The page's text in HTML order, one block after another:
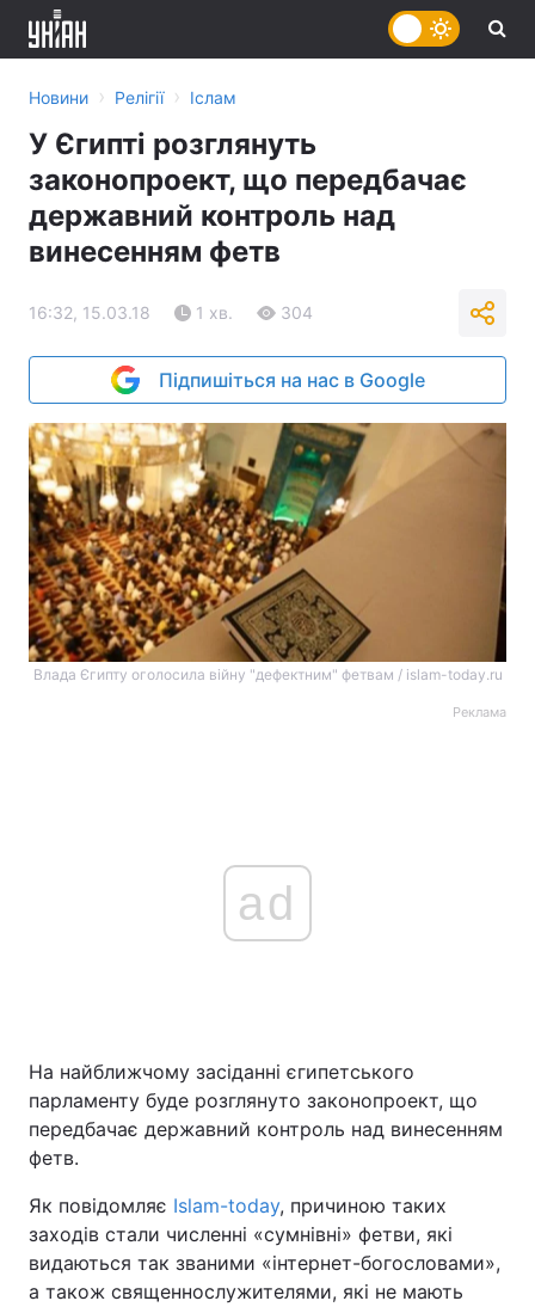
Головна
Україна Політика
Економіка Світ
Новини › Релігії › Іслам
У Єгипті розглянуть
законопроект, що передбачає
державний контроль над
винесенням фетв
16:32, 15.03.18 1 хв. 304
Підпишіться на нас в Google
Влада Єгипту оголосила війну "дефектним" фетвам / islam-today.ru
Реклама
ad
На найближчому засіданні єгипетського
парламенту буде розглянуто законопроект, що
передбачає державний контроль над винесенням
фетв.
Як повідомляє Islam-today, причиною таких
заходів стали численні «сумнівні» фетви, які
видаються так званими «інтернет-богословами»,
а також священнослужителями, які не мають